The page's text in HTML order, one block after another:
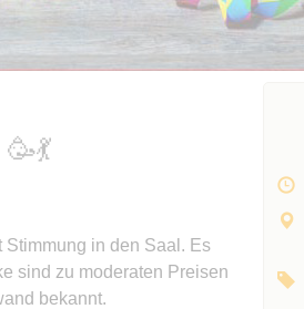
in den Saal. Es
sind zu moderaten Preisen
bekannt.